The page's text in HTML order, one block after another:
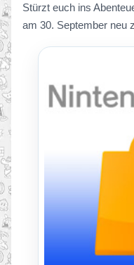
Stürzt euch ins
am 30. September neu